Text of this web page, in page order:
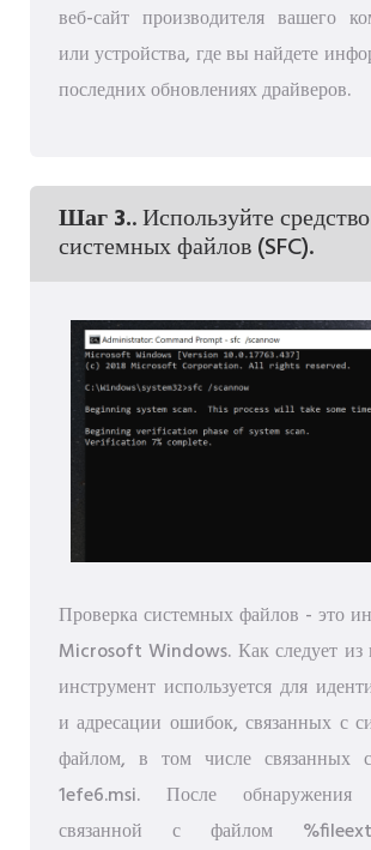
веб-сайт производителя вашего
или устройства, где вы найдете
последних обновлениях драйверов.
Шаг 3.. Используйте
системных файлов (SFC).
Проверка системных файлов - это
Microsoft Windows. Как следует из
инструмент используется для
и адресации ошибок, связанных с
файлом, в том числе связанных
1efe6.msi. После обнаружения
связанной с файлом